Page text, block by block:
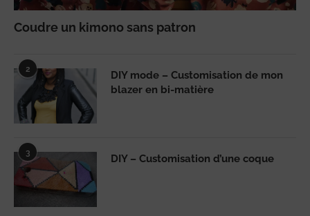
Coudre un kimono sans patron
2
DIY mode – Customisation de mon
blazer en bi-matière
3 DIY – Customisation d’une coque